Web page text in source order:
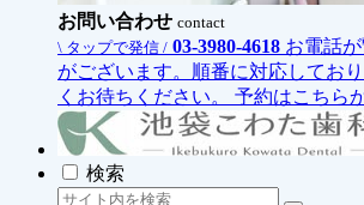
お問い合わせ contact
\ タップで発信 / 03-3980-4618 お電話
がございます。順番に対応してお
くお待ちください。
予約はこちら
検索